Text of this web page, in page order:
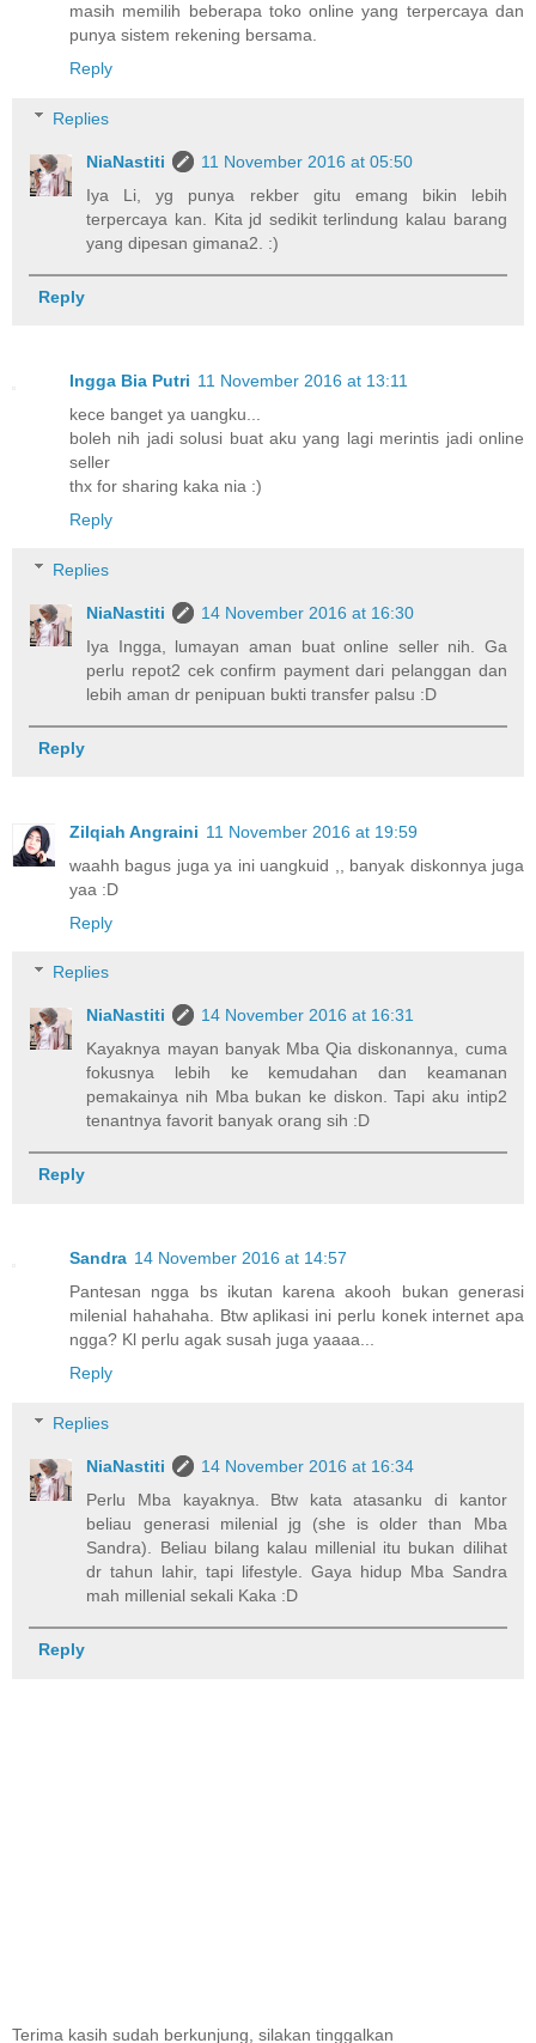
masih memilih beberapa toko online yang terpercaya dan
punya sistem rekening bersama.
Reply
Replies
NiaNastiti
11 November 2016 at 05:50
Iya Li, yg punya rekber gitu emang bikin lebih
terpercaya kan. Kita jd sedikit terlindung kalau barang
yang dipesan gimana2. :)
Reply
Ingga Bia Putri 11 November 2016 at 13:11
kece banget ya uangku...
boleh nih jadi solusi buat aku yang lagi merintis jadi online
seller
thx for sharing kaka nia :)
Reply
Replies
NiaNastiti
14 November 2016 at 16:30
Iya Ingga, lumayan aman buat online seller nih. Ga
perlu repot2 cek confirm payment dari pelanggan dan
lebih aman dr penipuan bukti transfer palsu :D
Reply
Zilqiah Angraini 11 November 2016 at 19:59
waahh bagus juga ya ini uangkuid ,, banyak diskonnya juga
yaa :D
Reply
Replies
NiaNastiti
14 November 2016 at 16:31
Kayaknya mayan banyak Mba Qia diskonannya, cuma
fokusnya lebih ke kemudahan dan keamanan
pemakainya nih Mba bukan ke diskon. Tapi aku intip2
tenantnya favorit banyak orang sih :D
Reply
Sandra 14 November 2016 at 14:57
Pantesan ngga bs ikutan karena akooh bukan generasi
milenial hahahaha. Btw aplikasi ini perlu konek internet apa
ngga? Kl perlu agak susah juga yaaaa...
Reply
Replies
NiaNastiti
14 November 2016 at 16:34
Perlu Mba kayaknya. Btw kata atasanku di kantor
beliau generasi milenial jg (she is older than Mba
Sandra). Beliau bilang kalau millenial itu bukan dilihat
dr tahun lahir, tapi lifestyle. Gaya hidup Mba Sandra
mah millenial sekali Kaka :D
Reply
Terima kasih sudah berkunjung, silakan tinggalkan